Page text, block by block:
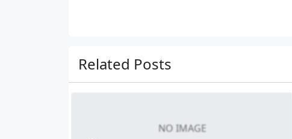
Related Posts
NO IMAGE